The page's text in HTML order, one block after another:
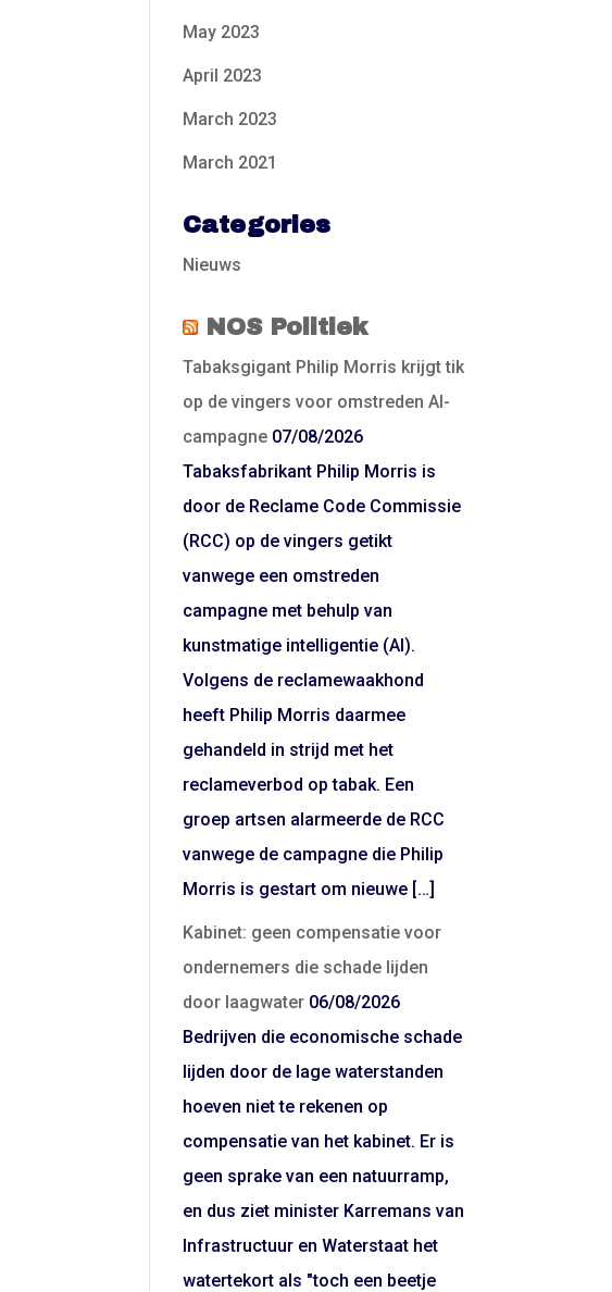
May 2023
April 2023
March 2023
March 2021
Categories
Nieuws
NOS Politiek
Tabaksgigant Philip Morris krijgt tik
op de vingers voor omstreden AI-
campagne 07/08/2026
Tabaksfabrikant Philip Morris is
door de Reclame Code Commissie
(RCC) op de vingers getikt
vanwege een omstreden
campagne met behulp van
kunstmatige intelligentie (AI).
Volgens de reclamewaakhond
heeft Philip Morris daarmee
gehandeld in strijd met het
reclameverbod op tabak. Een
groep artsen alarmeerde de RCC
vanwege de campagne die Philip
Morris is gestart om nieuwe […]
Kabinet: geen compensatie voor
ondernemers die schade lijden
door laagwater 06/08/2026
Bedrijven die economische schade
lijden door de lage waterstanden
hoeven niet te rekenen op
compensatie van het kabinet. Er is
geen sprake van een natuurramp,
en dus ziet minister Karremans van
Infrastructuur en Waterstaat het
watertekort als "toch een beetje